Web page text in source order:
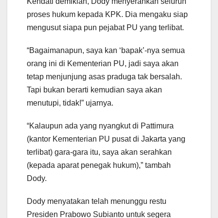
proses hukum kepada KPK. Dia mengaku siap
mengusut siapa pun pejabat PU yang terlibat.
“Bagaimanapun, saya kan ‘bapak’-nya semua
orang ini di Kementerian PU, jadi saya akan
tetap menjunjung asas praduga tak bersalah.
Tapi bukan berarti kemudian saya akan
menutupi, tidak!” ujarnya.
“Kalaupun ada yang nyangkut di Pattimura
(kantor Kementerian PU pusat di Jakarta yang
terlibat) gara-gara itu, saya akan serahkan
(kepada aparat penegak hukum),” tambah
Dody.
Dody menyatakan telah menunggu restu
Presiden Prabowo Subianto untuk segera